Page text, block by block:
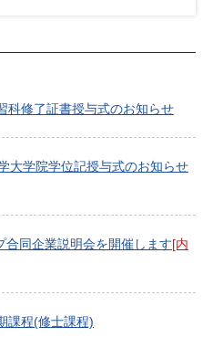
科修了証書授与式のお知らせ
大学院学位記授与式のお知らせ
同企業説明会を開催します[内
課程(修士課程)